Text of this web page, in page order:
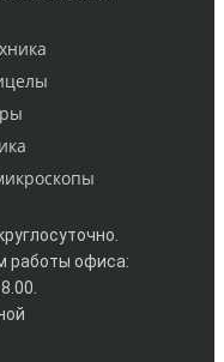
работы офиса: